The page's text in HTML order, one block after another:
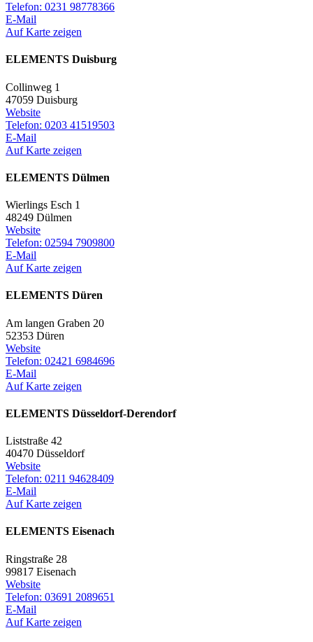
Telefon: 0231 98778366
E-Mail
Auf Karte zeigen
ELEMENTS Duisburg
Collinweg 1
47059 Duisburg
Website
Telefon: 0203 41519503
E-Mail
Auf Karte zeigen
ELEMENTS Dülmen
Wierlings Esch 1
48249 Dülmen
Website
Telefon: 02594 7909800
E-Mail
Auf Karte zeigen
ELEMENTS Düren
Am langen Graben 20
52353 Düren
Website
Telefon: 02421 6984696
E-Mail
Auf Karte zeigen
ELEMENTS Düsseldorf-Derendorf
Liststraße 42
40470 Düsseldorf
Website
Telefon: 0211 94628409
E-Mail
Auf Karte zeigen
ELEMENTS Eisenach
Ringstraße 28
99817 Eisenach
Website
Telefon: 03691 2089651
E-Mail
Auf Karte zeigen